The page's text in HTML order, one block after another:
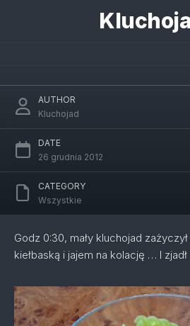
AUTHOR
Kluchojad
DATE
26 grudnia 2012
CATEGORY
Wszystkie
Godz 0:30, mały kluchojad
kiełbaską i jajem na kolację … I